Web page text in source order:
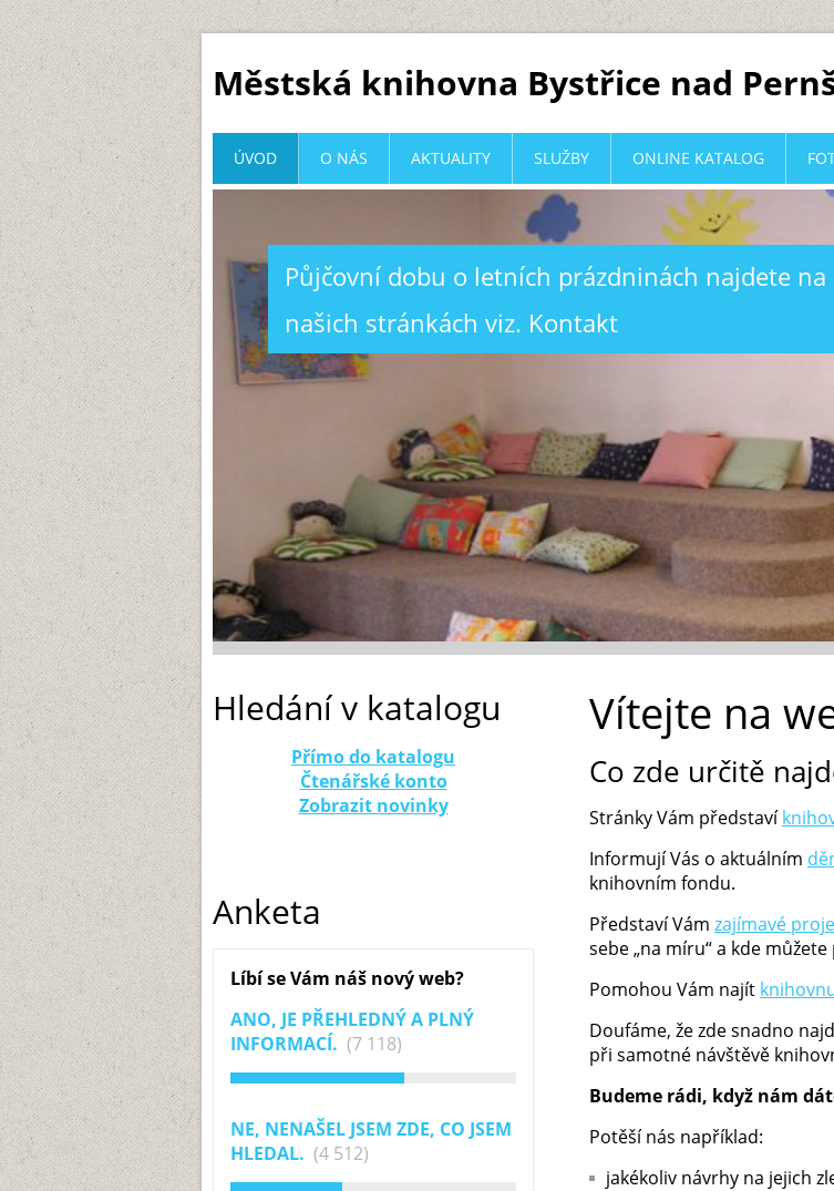
Městská knihovna Bystřice nad
Půjčovní dobu o letních prázdninách najdete na
našich stránkách viz. Kontakt
Vítejte na
Co zde určitě
Stránky Vám představí
Informují Vás o aktuálním
knihovním fondu.
Představí Vám zajímavé
sebe „na míru“ a kde
Pomohou Vám najít
Doufáme, že zde snadno
při samotné návštěvě
Budeme rádi, když nám
Potěší nás například:
jakékoliv návrhy na jejich
Hledání v katalogu
Přímo do katalogu
Čtenářské konto
Zobrazit novinky
Anketa
Líbí se Vám náš nový web?
ANO, JE PŘEHLEDNÝ A PLNÝ
INFORMACÍ. (7 118)
NE, NENAŠEL JSEM ZDE, CO JSEM
HLEDAL. (4 512)
ÚVOD O NÁS AKTUALITY SLUŽBY ONLINE KATALOG